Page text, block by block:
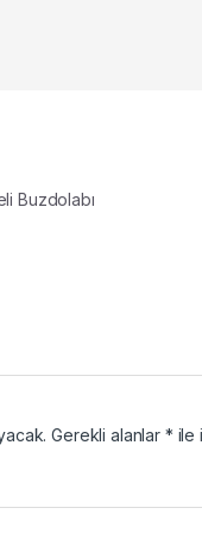
Buzdolabı
Gerekli alanlar * ile